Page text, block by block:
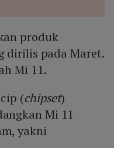
produk
dirilis pada Maret.
Mi 11.
(chipset)
Mi 11
yakni